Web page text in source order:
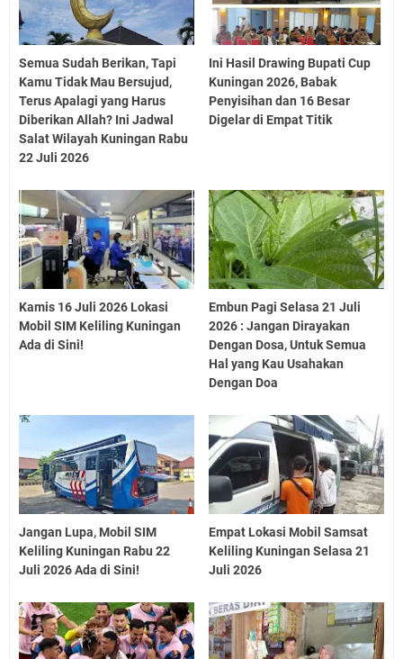
Semua Sudah Berikan, Tapi
Kamu Tidak Mau Bersujud,
Terus Apalagi yang Harus
Diberikan Allah? Ini Jadwal
Salat Wilayah Kuningan Rabu
22 Juli 2026
Ini Hasil Drawing Bupati Cup
Kuningan 2026, Babak
Penyisihan dan 16 Besar
Digelar di Empat Titik
Kamis 16 Juli 2026 Lokasi
Mobil SIM Keliling Kuningan
Ada di Sini!
Embun Pagi Selasa 21 Juli
2026 : Jangan Dirayakan
Dengan Dosa, Untuk Semua
Hal yang Kau Usahakan
Dengan Doa
Jangan Lupa, Mobil SIM
Keliling Kuningan Rabu 22
Juli 2026 Ada di Sini!
Empat Lokasi Mobil Samsat
Keliling Kuningan Selasa 21
Juli 2026